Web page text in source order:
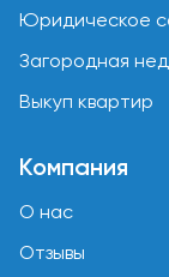
Юридическое
Загородная
Выкуп квартир
Компания
О нас
Отзывы